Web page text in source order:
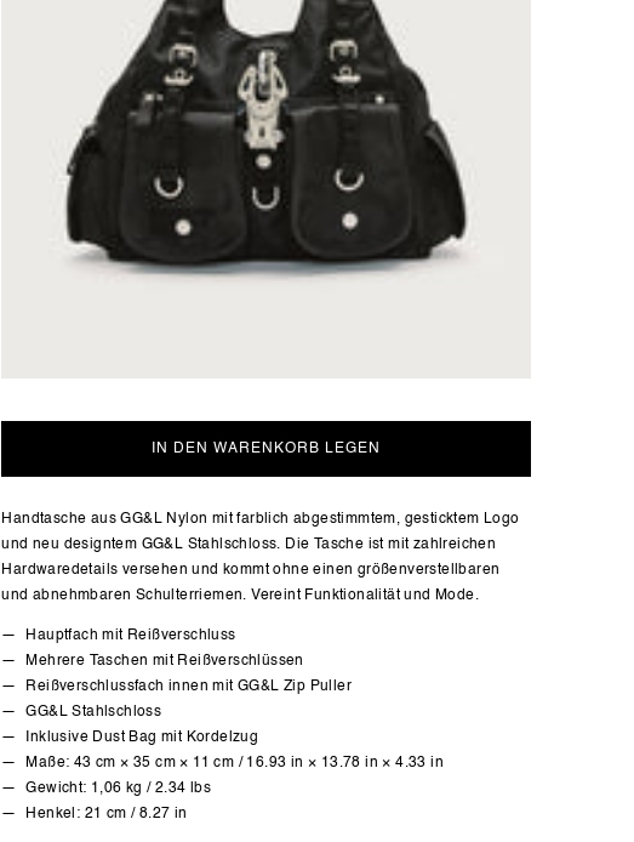
IN DEN WARENKORB LEGEN
Handtasche aus GG&L Nylon mit farblich abgestimmtem, gesticktem Logo
und neu designtem GG&L Stahlschloss. Die Tasche ist mit zahlreichen
Hardwaredetails versehen und kommt ohne einen größenverstellbaren
und abnehmbaren Schulterriemen. Vereint Funktionalität und Mode.
Hauptfach mit Reißverschluss
Mehrere Taschen mit Reißverschlüssen
Reißverschlussfach innen mit GG&L Zip Puller
GG&L Stahlschloss
Inklusive Dust Bag mit Kordelzug
Maße: 43 cm × 35 cm × 11 cm / 16.93 in × 13.78 in × 4.33 in
Gewicht: 1,06 kg / 2.34 lbs
Henkel: 21 cm / 8.27 in